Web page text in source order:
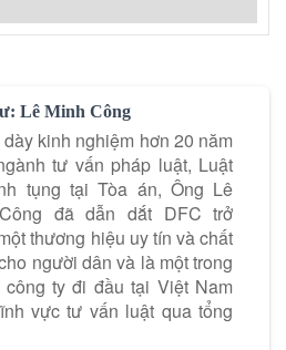
Lê Minh Công
kinh nghiệm hơn 20 năm
tư vấn pháp luật, Luật
tụng tại Tòa án, Ông Lê
đã dẫn dắt DFC trở
thương hiệu uy tín và chất
người dân và là một trong
công ty đi đầu tại Việt Nam
vực tư vấn luật qua tổng